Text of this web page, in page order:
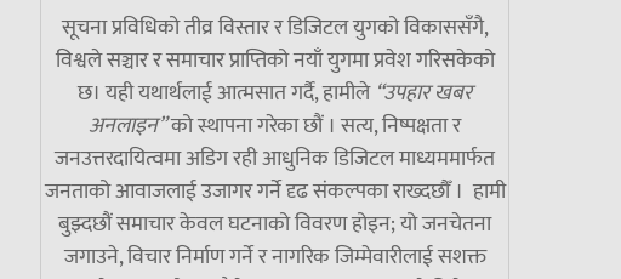
सूचना प्रविधिको तीव्र विस्तार र डिजिटल युगको विकाससँगै,
विश्वले सञ्चार र समाचार प्राप्तिको नयाँ युगमा प्रवेश गरिसकेको
छ। यही यथार्थलाई आत्मसात गर्दै, हामीले “उपहार खबर
अनलाइन”को स्थापना गरेका छौं । सत्य, निष्पक्षता र
जनउत्तरदायित्वमा अडिग रही आधुनिक डिजिटल माध्यममार्फत
जनताको आवाजलाई उजागर गर्ने दृढ संकल्पका राख्दछौँ । हामी
बुझ्दछौं समाचार केवल घटनाको विवरण होइन; यो जनचेतना
जगाउने, विचार निर्माण गर्ने र नागरिक जिम्मेवारीलाई सशक्त